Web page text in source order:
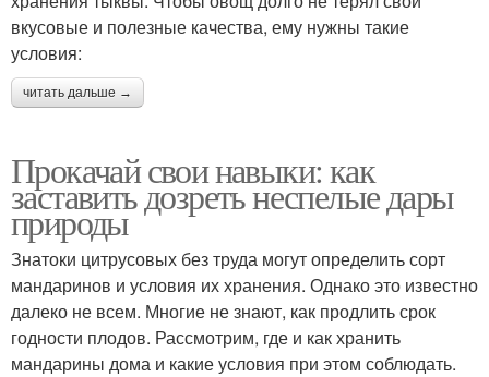
вкусовые и полезные качества, ему нужны такие
условия:
читать дальше →
Прокачай свои навыки: как
заставить дозреть неспелые дары
природы
Знатоки цитрусовых без труда могут определить сорт
мандаринов и условия их хранения. Однако это известно
далеко не всем. Многие не знают, как продлить срок
годности плодов. Рассмотрим, где и как хранить
мандарины дома и какие условия при этом соблюдать.